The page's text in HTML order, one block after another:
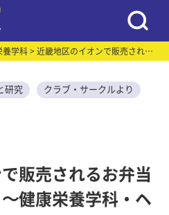
養学科 > 近畿地区のイオンで販売される
科・ヘルスチーム菜良～
研究 クラブ・サークルより
販売されるお弁当
健康栄養学科・ヘ